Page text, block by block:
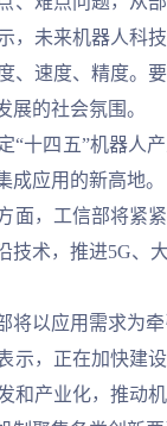
，未来机器人科
、速度、精度。
展的社会氛围。
四五”机器人产
成应用的新高地。
，工信部将紧紧
技术，推进5G、
应用需求为牵
，正在加快建设
和产业化，推动